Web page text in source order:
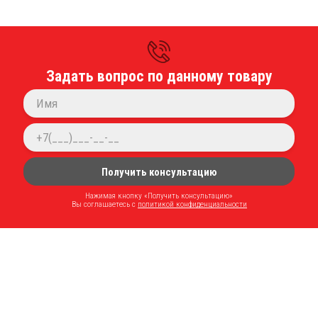
Задать вопрос по данному товару
Получить консультацию
Нажимая кнопку «Получить консультацию»
Вы соглашаетесь с политикой конфиденциальности
Оплата и доставка
Сервисный центр
Прайс-лист
Блог
Контакты
Контакты
г. Санкт-Петербург, 5-й Предпортовый проезд, 26-Е
sale@vyazmasz.ru